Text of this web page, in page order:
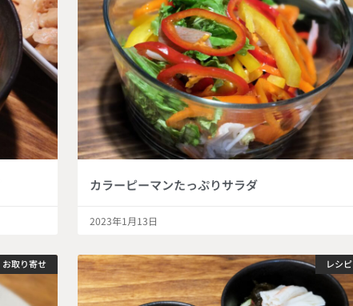
カラーピーマンたっぷりサラダ
2023年1月13日
お取り寄せ レシピ